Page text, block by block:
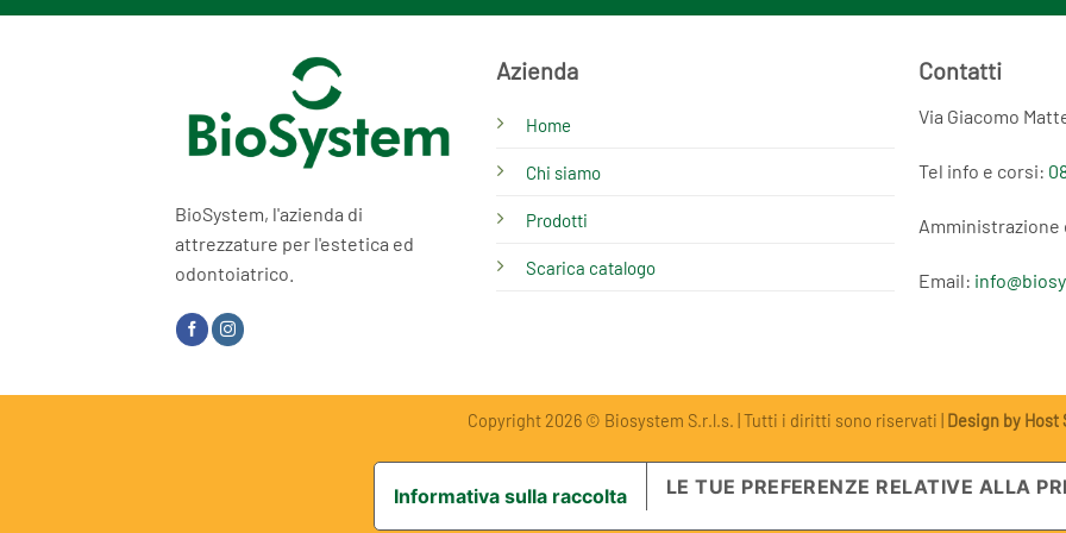
BioSystem, l'azienda di
attrezzature per l'estetica ed
odontoiatrico.
Azienda
Home
Chi siamo
Prodotti
Scarica catalogo
Contatti
Via Giacomo
Tel info e corsi:
Email:
Copyright 2026 © Biosystem S.r.l.s. | Tutti i diritti sono riservati | Design by Host
Informativa sulla raccolta LE TUE PREFERENZE RELATIVE ALLA